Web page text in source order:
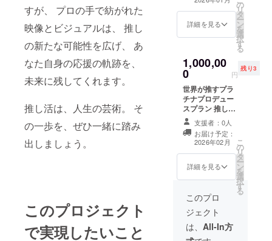
すが、 プロの手で紡がれた
映像とビジュアルは、 推し
の新たな可能性を広げ、 あ
なた自身の応援の軌跡を、
未来に残してくれます。
推し活は、人生の芸術。 そ
の一歩を、ぜひ一緒に踏み
出しましょう。
このプロジェクト
で実現したいこと
撮影（東京・関
み）※その他地域
は応相談（交通
点）＋動画（約2
分） - SNS用素
材（バナー／プ
ロフィール画像
など） - 推し活
応援証明書（デ
ジタル記念品）
※撮影は1日（3
時間程度）を予
定 ※素材はオン
ライン納品
（JPEG／MP4
形式） ※支援者
様の交通費や滞
在費：支援者様
の交通費や滞在
費は各自でご負
担ください。 ※
ンデザイン＆プ
ロモーションが
あなたの推しを
でトータルプロ
デュースしま
す。 内容： 場
所：東京近郊・
関東圏・関西
圏・中部地方 日
時：２０２５年
１１月頃を予定 -
出張撮影（東京
近郊・関東圏・
方※出張費込み/※
四国・九州・北
相談 - コンセプ
ト設計＋ビジュ
アルディレク
ション - オリジ
ナル画像（5点）
詳細を見る
の
リ
タ
ー
ン
を
選
択
す
る
1,000,00
0 円
残り3
世界が推すプラ
チナプロデュー
スプラン 推し活
は、人生の芸
術。 あなたの想
いを、未来に残
す。 このプラン
は、マイケルユ
ンデザイン＆プ
デュースする最
高峰の推し活体
験。 撮影・編
集・演出・記
録・発信までを
支援者：0人
お届け予定：
2026年02月
詳細を見る
こ
の
リ
タ
ー
ン
を
選
択
す
る
このプロ
ジェクト
は、 All-In方